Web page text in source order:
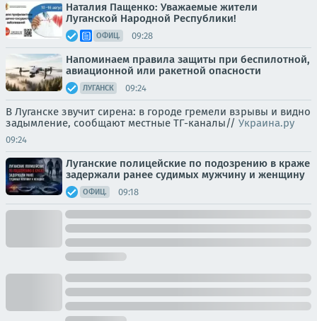
Наталия Пащенко: Уважаемые жители
Луганской Народной Республики!
ОФИЦ. 09:28
Напоминаем правила защиты при беспилотной,
авиационной или ракетной опасности
ЛУГАНСК 09:24
В Луганске звучит сирена: в городе гремели взрывы и видно
задымление, сообщают местные ТГ-каналы// Украина.ру
09:24
Луганские полицейские по подозрению в краже
задержали ранее судимых мужчину и женщину
ОФИЦ. 09:18